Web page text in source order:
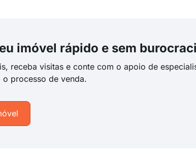
imóvel rápido e sem
receba visitas e conte com o apoio de
o processo de venda.